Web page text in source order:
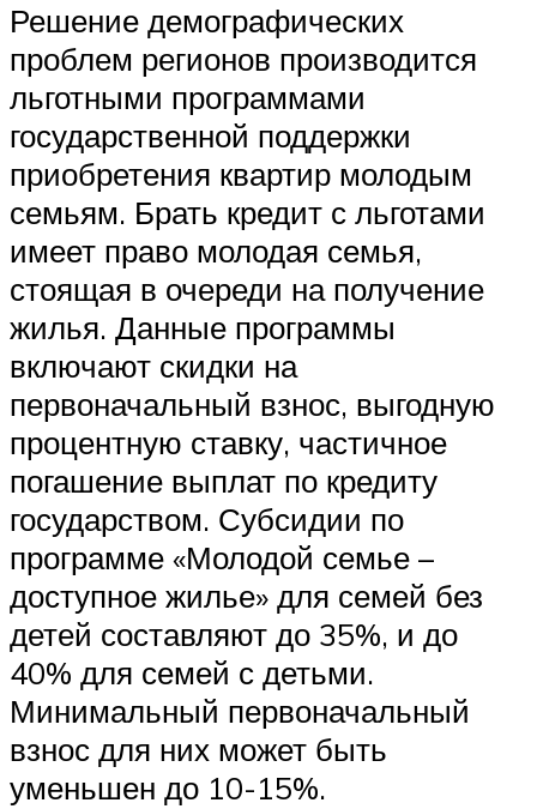
Решение демографических
проблем регионов производится
льготными программами
государственной поддержки
приобретения квартир молодым
семьям. Брать кредит с льготами
имеет право молодая семья,
стоящая в очереди на получение
жилья. Данные программы
включают скидки на
первоначальный взнос, выгодную
процентную ставку, частичное
погашение выплат по кредиту
государством. Субсидии по
программе «Молодой семье –
доступное жилье» для семей без
детей составляют до 35%, и до
40% для семей с детьми.
Минимальный первоначальный
взнос для них может быть
уменьшен до 10-15%.